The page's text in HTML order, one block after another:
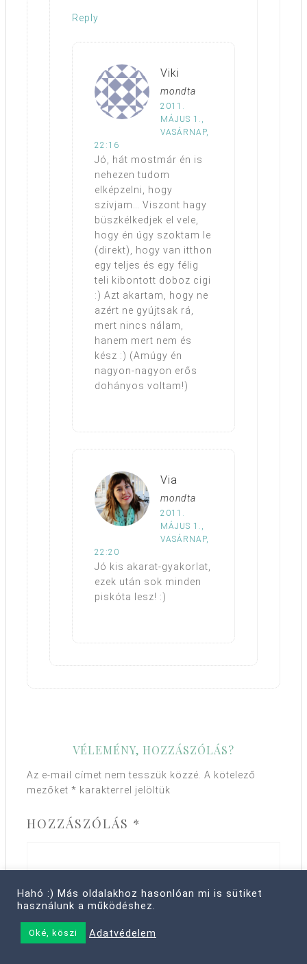
Reply
Viki
mondta
2011.
MÁJUS 1.,
VASÁRNAP,
22:16
Jó, hát mostmár én is
nehezen tudom
elképzelni, hogy
szívjam… Viszont hagy
büszkélkedjek el vele,
hogy én úgy szoktam le
(direkt), hogy van itthon
egy teljes és egy félig
teli kibontott doboz cigi
:) Azt akartam, hogy ne
azért ne gyújtsak rá,
mert nincs nálam,
hanem mert nem és
kész :) (Amúgy én
nagyon-nagyon erős
dohányos voltam!)
Via
mondta
2011.
MÁJUS 1.,
VASÁRNAP,
22:20
Jó kis akarat-gyakorlat,
ezek után sok minden
piskóta lesz! :)
VÉLEMÉNY, HOZZÁSZÓLÁS?
Az e-mail címet nem tesszük közzé. A kötelező
mezőket * karakterrel jelöltük
HOZZÁSZÓLÁS *
Hahó :) Más oldalakhoz hasonlóan mi is sütiket
használunk a működéshez.
Oké, köszi Adatvédelem